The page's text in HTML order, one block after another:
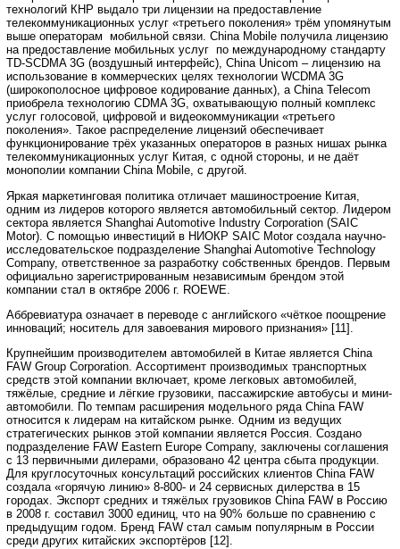
технологий КНР выдало три лицензии на предоставление
телекоммуникационных услуг «третьего поколения» трём упомянутым
выше операторам мобильной связи. China Mobile получила лицензию
на предоставление мобильных услуг по международному стандарту
TD-SCDMA 3G (воздушный интерфейс), China Unicom – лицензию на
использование в коммерческих целях технологии WCDMA 3G
(широкополосное цифровое кодирование данных), а China Telecom
приобрела технологию CDMA 3G, охватывающую полный комплекс
услуг голосовой, цифровой и видеокоммуникации «третьего
поколения». Такое распределение лицензий обеспечивает
функционирование трёх указанных операторов в разных нишах рынка
телекоммуникационных услуг Китая, с одной стороны, и не даёт
монополии компании China Mobile, с другой.
Яркая маркетинговая политика отличает машиностроение Китая,
одним из лидеров которого является автомобильный сектор. Лидером
сектора является Shanghai Automotive Industry Corporation (SAIC
Motor). С помощью инвестиций в НИОКР SAIC Motor создала научно-
исследовательское подразделение Shanghai Automotive Technology
Company, ответственное за разработку собственных брендов. Первым
официально зарегистрированным независимым брендом этой
компании стал в октябре 2006 г. ROEWE.
Аббревиатура означает в переводе с английского «чёткое поощрение
инноваций; носитель для завоевания мирового признания» [11].
Крупнейшим производителем автомобилей в Китае является China
FAW Group Corporation. Ассортимент производимых транспортных
средств этой компании включает, кроме легковых автомобилей,
тяжёлые, средние и лёгкие грузовики, пассажирские автобусы и мини-
автомобили. По темпам расширения модельного ряда China FAW
относится к лидерам на китайском рынке. Одним из ведущих
стратегических рынков этой компании является Россия. Создано
подразделение FAW Eastern Europe Company, заключены соглашения
с 13 первичными дилерами, образовано 42 центра сбыта продукции.
Для круглосуточных консультаций российских клиентов China FAW
создала «горячую линию» 8-800- и 24 сервисных дилерства в 15
городах. Экспорт средних и тяжёлых грузовиков China FAW в Россию
в 2008 г. составил 3000 единиц, что на 90% больше по сравнению с
предыдущим годом. Бренд FAW стал самым популярным в России
среди других китайских экспортёров [12].